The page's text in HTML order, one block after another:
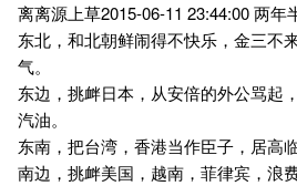
离离源上草2015-06-11 23:44:00 两年
东北，和北朝鲜闹得不快乐，金三不
气。
东边，挑衅日本，从安倍的外公骂起
汽油。
东南，把台湾，香港当作臣子，居高
南边，挑衅美国，越南，菲律宾，浪